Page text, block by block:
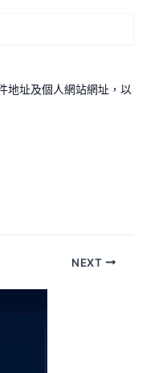
地址及個人網站網址，以
NEXT